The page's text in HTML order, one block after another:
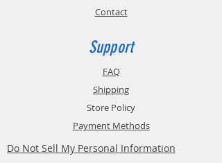
Contact
Support
FAQ
Shipping
Store Policy
Payment Methods
Do Not Sell My Personal Information